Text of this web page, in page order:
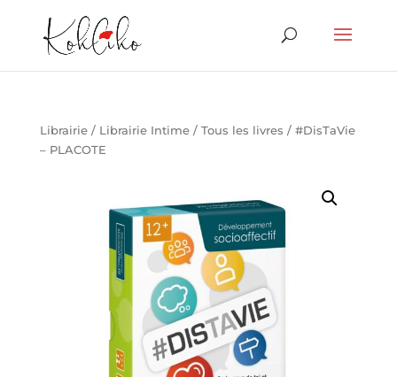
Librairie/ Librairie Intime/ Tous les livres / #DisTaVie
– PLACOTE